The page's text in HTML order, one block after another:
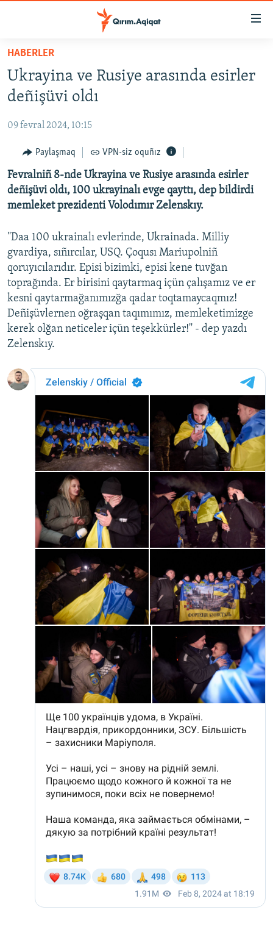
Esas
qaytmaq
Baş
navigatsiyağa
qaytmaq
qaytmaq
HABERLER
SİYASET
İQTİSADİYAT
CEMİYET
MEDENİYET
İNSAN AQLARI
VİDEO
BLOGLAR
FİKİR
Русский
Українською
QOŞULIÑIZ!
HABERLER
Ukrayina ve Rusiye arasında esirler
deñişüvi oldı
09 fevral 2024, 10:15
Paylaşmaq VPN-siz oquñız
Fevralniñ 8-nde Ukrayina ve Rusiye arasında esirler
deñişüvi oldı, 100 ukrayinalı evge qayttı, dep bildirdi
memleket prezidenti Volodımır Zelenskıy.
''Daa 100 ukrainalı evlerinde, Ukrainada. Milliy
gvardiya, sıñırcılar, USQ. Çoqusı Mariupolniñ
qoruyıcılarıdır. Episi bizimki, episi kene tuvğan
toprağında. Er birisini qaytarmaq içün çalışamız ve er
kesni qaytarmağanımızğa qadar toqtamaycaqmız!
Deñişüvlernen oğraşqan taqımımız, memleketimizge
kerek olğan neticeler içün teşekkürler!'' - dep yazdı
Zelenskıy.